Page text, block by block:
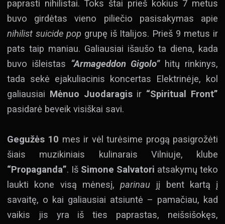
paprasti nihilistai. Toks štai prieš kokius 7 metus
buvo girdėtas vieno piliečio pasisakymas apie
nihilist suicide pop grupę iš Italijos. Prieš 9 metus ir
pats taip maniau. Galiausiai išaušo ta diena, kada
buvo išleistas “Armageddon Gigolo” hitų rinkinys,
tada sekė ejakuliacinis koncertas Elektrinėje, kol
galiausiai Mėnuo Juodaragisir “Spiritual Front”
pasidarė beveik visiškai savi.
Gegužės 10 mes ir vėl turėsime progą pasigrožėti
šiais muzikiniais kulinarais Vilniuje, klube
“Propaganda”. Iš Simone Salvatori atsakymų teko
laukti kone visą mėnesį, parinau jį bent kartą į
savaitę, o kai galiausiai atsiuntė – pamačiau, kad
vaikis jis yra iš ties paprastas, neišsišokęs,